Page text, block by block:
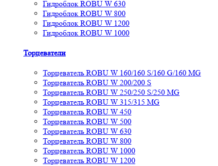
Гидроблок ROBU W 630
Гидроблок ROBU W 800
Гидроблок ROBU W 1200
Гидроблок ROBU W 1000
Торцеватели
Торцеватель ROBU W 160/160 S/160 G/160 MG
Торцеватель ROBU W 200/200 S
Торцеватель ROBU W 250/250 S/250 MG
Торцеватель ROBU W 315/315 MG
Торцеватель ROBU W 450
Торцеватель ROBU W 500
Торцеватель ROBU W 630
Торцеватель ROBU W 800
Торцеватель ROBU W 1000
Торцеватель ROBU W 1200